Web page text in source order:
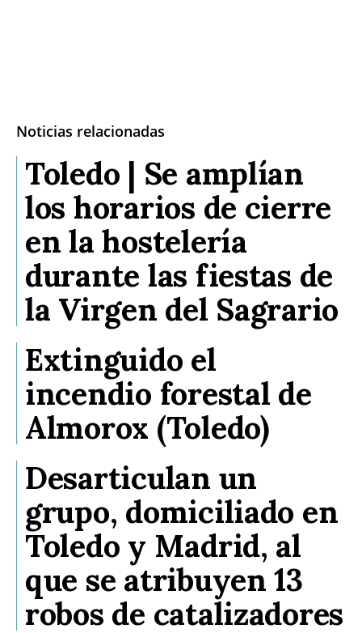
Noticias relacionadas
Toledo | Se amplían
los horarios de cierre
en la hostelería
durante las fiestas de
la Virgen del Sagrario
Extinguido el
incendio forestal de
Almorox (Toledo)
Desarticulan un
grupo, domiciliado en
Toledo y Madrid, al
que se atribuyen 13
robos de catalizadores